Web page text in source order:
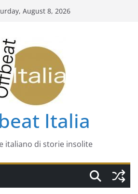
August 8, 2026
Italia
italiano di storie insolite